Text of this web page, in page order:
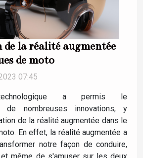
la réalité augmentée
de moto
07:45
a permis le
de nombreuses innovations, y
de la réalité augmentée dans le
En effet, la réalité augmentée a
notre façon de conduire,